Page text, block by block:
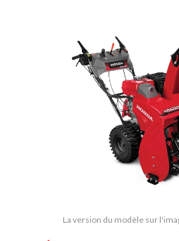
La version du modèle sur